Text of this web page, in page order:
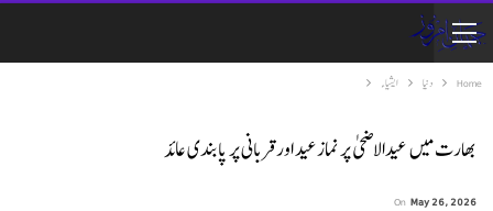
Home دنیا ایشیاء
بھارت میں عیدالاضحی پر نمازعید اور قربانی پر پابندی عائد
On May 26, 2026